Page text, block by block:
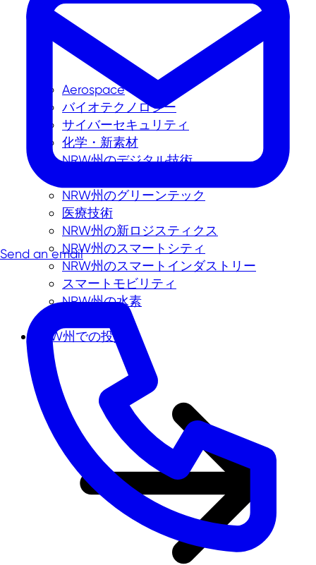
Aerospace
バイオテクノロジー
サイバーセキュリティ
化学・新素材
NRW州のデジタル技術
NRW州のグリーンテック
医療技術
NRW州の新ロジスティクス
NRW州のスマートシティ
NRW州のスマートインダストリー
スマートモビリティ
NRW州の水素
NRW州での投資
Send an email